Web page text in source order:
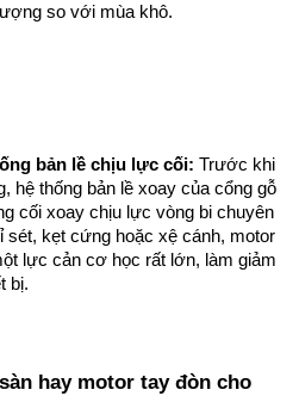
so với mùa khô.
bản lề chịu lực cối: Trước khi
hệ thống bản lề xoay của cổng gỗ
cối xoay chịu lực vòng bi chuyên
sét, kẹt cứng hoặc xệ cánh, motor
lực cản cơ học rất lớn, làm giảm
bị.
hay motor tay đòn cho